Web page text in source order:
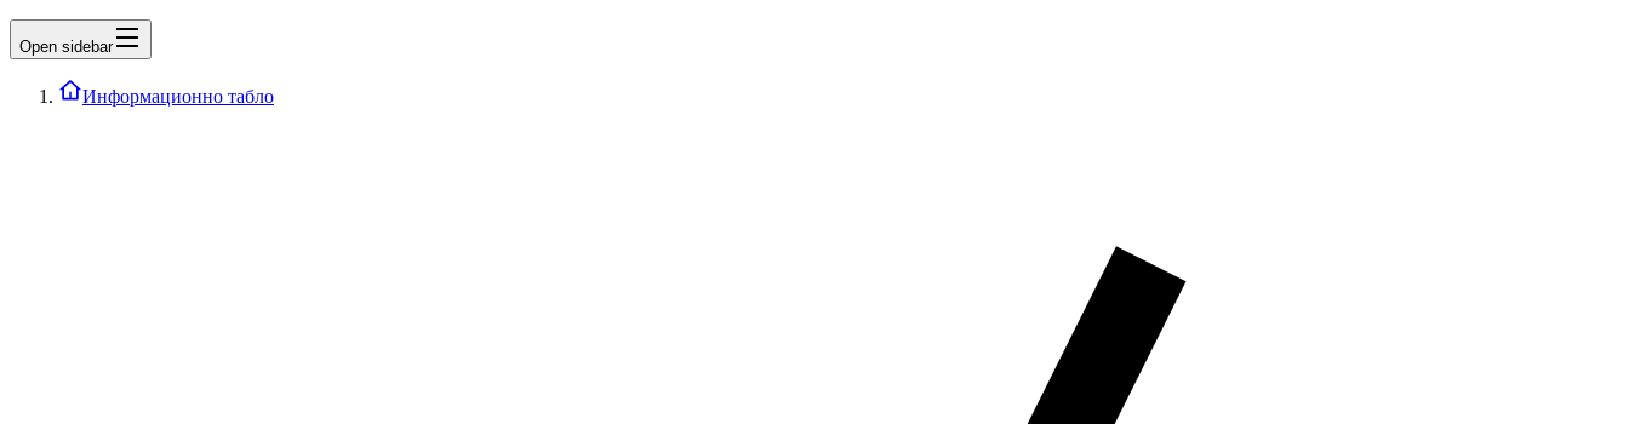
Open sidebar
Информационно табло